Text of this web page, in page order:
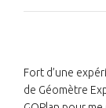
Fort d’une
de Géomètre